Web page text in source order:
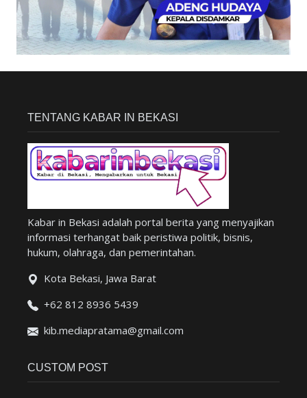
TENTANG KABAR IN BEKASI
Kabar in Bekasi adalah portal berita yang menyajikan
informasi terhangat baik peristiwa politik, bisnis,
hukum, olahraga, dan pemerintahan.
Kota Bekasi, Jawa Barat
+62 812 8936 5439
kib.mediapratama@gmail.com
CUSTOM POST